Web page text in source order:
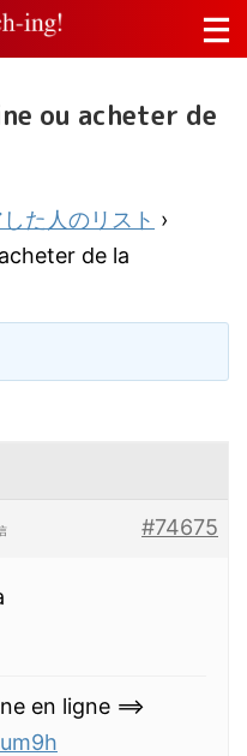
ou acheter de
た人のリスト ›
de la
#74675
en ligne ==>